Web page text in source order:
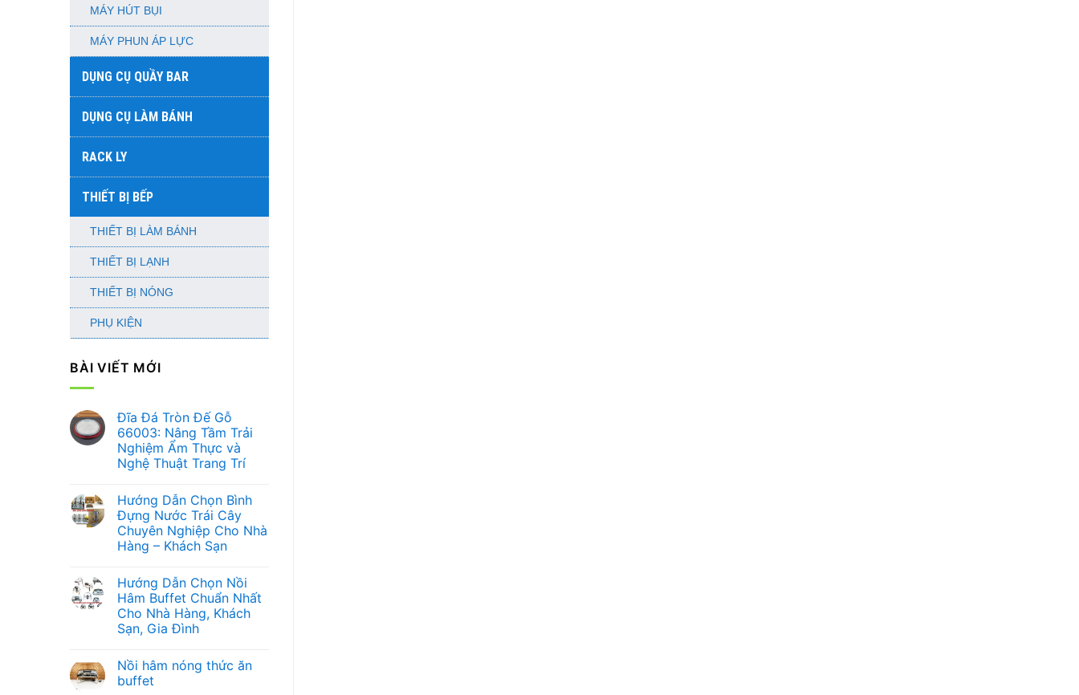
MÁY HÚT BỤI
MÁY PHUN ÁP LỰC
DỤNG CỤ QUẦY BAR
DỤNG CỤ LÀM BÁNH
RACK LY
THIẾT BỊ BẾP
THIẾT BỊ LÀM BÁNH
THIẾT BỊ LẠNH
THIẾT BỊ NÓNG
PHỤ KIỆN
BÀI VIẾT MỚI
Đĩa Đá Tròn Đế Gỗ
66003: Nâng Tầm Trải
Nghiệm Ẩm Thực và
Nghệ Thuật Trang Trí
bình
luận
ở
Đĩa
Đá
Tròn
66003:
Nâng
Tầm
Trải
Nghiệm
Ẩm
Nghệ
Thuật
Trang
Hướng Dẫn Chọn Bình
Đựng Nước Trái Cây
Chuyên Nghiệp Cho Nhà
Hàng – Khách Sạn
bình
luận
ở
Hướng
Dẫn
Chọn
Nước
Trái
Cây
Hướng Dẫn Chọn Nồi
Hâm Buffet Chuẩn Nhất
Cho Nhà Hàng, Khách
Sạn, Gia Đình
bình
luận
ở
Nồi hâm nóng thức ăn
buffet